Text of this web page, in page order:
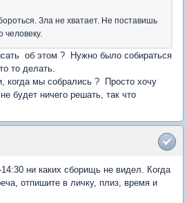
Зла не хватает. Не поставишь
об этом ? Нужно было собираться
то делать.
когда мы собрались ? Просто хочу
будет ничего решать, так что
ни каких сборищь не видел. Когда
отпишите в личку, плиз, время и